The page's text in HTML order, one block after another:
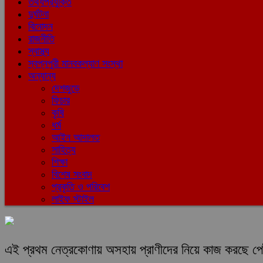
দুর্ঘটনা
বিনোদন
রাজনীতি
স্বাস্থ্য
স্বপ্নপুরী মানবকল্যাণ সংস্থা
অন্যান্য
দেশজুড়ে
ফিচার
কৃষি
ধর্ম
আইন আদালত
সাহিত্য
শিক্ষা
বিশেষ সংবাদ
প্রকৃতি ও পরিবেশ
লাইফ স্টাইল
এই প্রথম নেত্রকোণায় অসহায় প্রাণীদের নিয়ে কাজ করছে